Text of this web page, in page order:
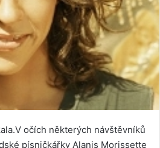
očích některých návštěvníků
písničkářky Alanis Morissette